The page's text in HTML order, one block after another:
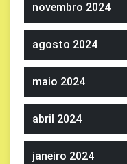
novembro 2024
agosto 2024
maio 2024
abril 2024
janeiro 2024